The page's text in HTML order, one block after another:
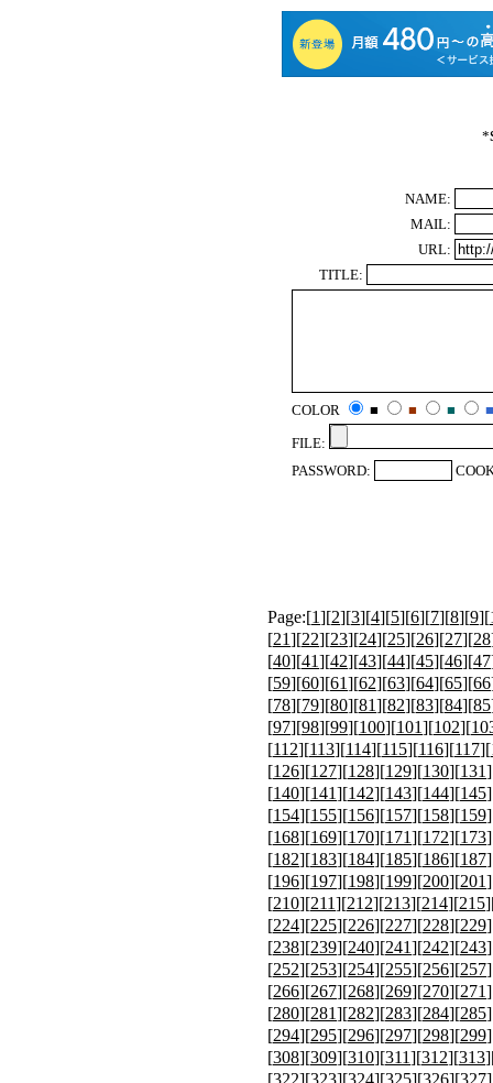
*
NAME:
MAIL:
URL:
TITLE:
COLOR ■ ■ ■
■
FILE:
PASSWORD:
Page:[1][2][3][4][5][6][7][8][9][
[21][22][23][24][25][26][27][28
[40][41][42][43][44][45][46][47
[59][60][61][62][63][64][65][66
[78][79][80][81][82][83][84][85
[97][98][99][100][101][102][
[112][113][114][115][116][117][
[126][127][128][129][130][131
[140][141][142][143][144][145
[154][155][156][157][158][159
[168][169][170][171][172][173
[182][183][184][185][186][187
[196][197][198][199][200][201
[210][211][212][213][214][215
[224][225][226][227][228][229
[238][239][240][241][242][243
[252][253][254][255][256][257
[266][267][268][269][270][271
[280][281][282][283][284][285
[294][295][296][297][298][299
[308][309][310][311][312][313
[322][323][324][325][326][327